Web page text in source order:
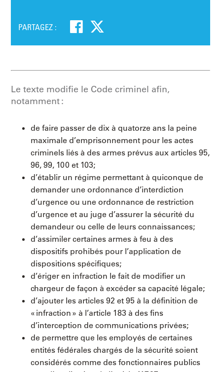
PARTAGEZ :
Le texte modifie le Code criminel afin,
notamment :
de faire passer de dix à quatorze ans la peine
maximale d’emprisonnement pour les actes
criminels liés à des armes prévus aux articles 95,
96, 99, 100 et 103;
d’établir un régime permettant à quiconque de
demander une ordonnance d’interdiction
d’urgence ou une ordonnance de restriction
d’urgence et au juge d’assurer la sécurité du
demandeur ou celle de leurs connaissances;
d’assimiler certaines armes à feu à des
dispositifs prohibés pour l’application de
dispositions spécifiques;
d’ériger en infraction le fait de modifier un
chargeur de façon à excéder sa capacité légale;
d’ajouter les articles 92 et 95 à la définition de
« infraction » à l’article 183 à des fins
d’interception de communications privées;
de permettre que les employés de certaines
entités fédérales chargés de la sécurité soient
considérés comme des fonctionnaires publics